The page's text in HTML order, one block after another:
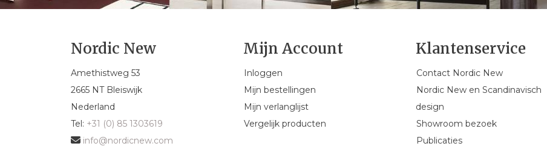
Nordic New
Amethistweg 53
2665 NT Bleiswijk
Nederland
Tel: +31 (0) 85 1303619
info@nordicnew.com
Mijn Account
Inloggen
Mijn bestellingen
Mijn verlanglijst
Vergelijk producten
Klantenservice
Contact Nordic New
Nordic New en Scandinavisch
design
Showroom bezoek
Publicaties